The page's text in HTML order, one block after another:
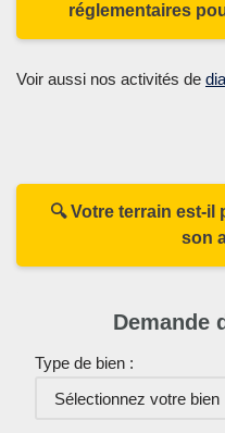
réglementaires
Voir aussi nos activités de
🔍 Votre terrain est-il
son
Demande
Type de bien :